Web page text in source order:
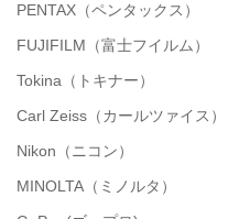
PENTAX（ペンタックス）
FUJIFILM（富士フイルム）
Tokina（トキナー）
Carl Zeiss（カールツァイス）
Nikon（ニコン）
MINOLTA（ミノルタ）